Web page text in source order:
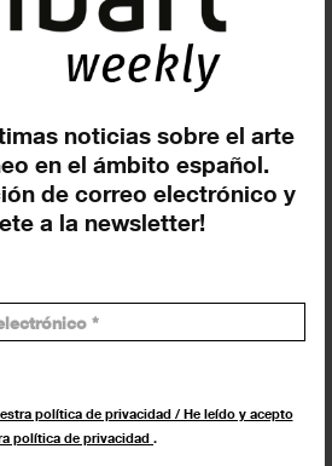
noticias sobre el arte
en el ámbito español.
de correo electrónico y
a la newsletter!
política de privacidad / He leído y acepto
política de privacidad .
una variedad de
para el mes